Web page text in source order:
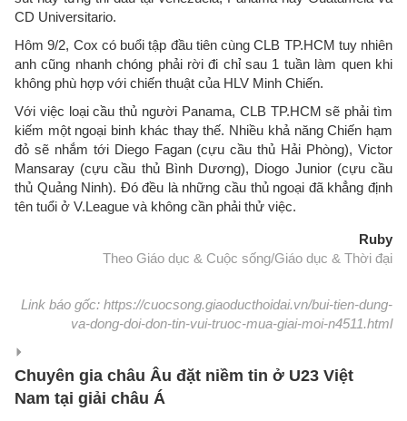
CD Universitario.
Hôm 9/2, Cox có buổi tập đầu tiên cùng CLB TP.HCM tuy nhiên
anh cũng nhanh chóng phải rời đi chỉ sau 1 tuần làm quen khi
không phù hợp với chiến thuật của HLV Minh Chiến.
Với việc loại cầu thủ người Panama, CLB TP.HCM sẽ phải tìm
kiếm một ngoại binh khác thay thế. Nhiều khả năng Chiến hạm
đỏ sẽ nhắm tới Diego Fagan (cựu cầu thủ Hải Phòng), Victor
Mansaray (cựu cầu thủ Bình Dương), Diogo Junior (cựu cầu
thủ Quảng Ninh). Đó đều là những cầu thủ ngoại đã khẳng định
tên tuổi ở V.League và không cần phải thử việc.
Ruby
Theo Giáo dục & Cuộc sống/Giáo dục & Thời đại
Link báo gốc: https://cuocsong.giaoducthoidai.vn/bui-tien-dung-
va-dong-doi-don-tin-vui-truoc-mua-giai-moi-n4511.html
Chuyên gia châu Âu đặt niềm tin ở U23 Việt
Nam tại giải châu Á